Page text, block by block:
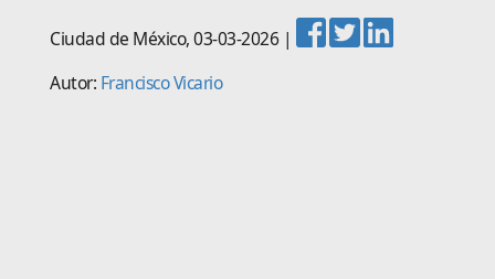
Ciudad de México,03-03-2026|
Autor: Francisco Vicario